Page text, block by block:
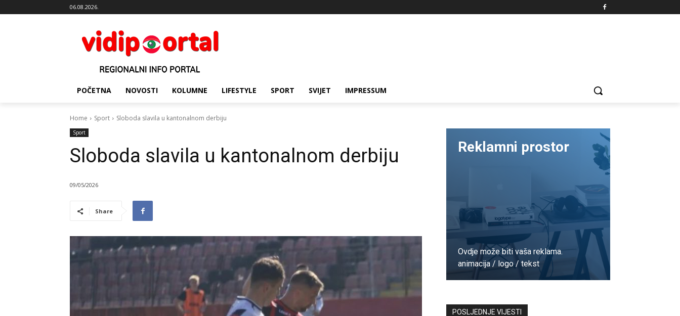
06.08.2026.
POČETNA NOVOSTI KOLUMNE LIFESTYLE SPORT SVIJET IMPRESSUM
Home Sport Sloboda slavila u kantonalnom derbiju
Sport
Sloboda slavila u kantonalnom derbiju
09/05/2026
Share
Reklamni prostor
Ovdje može biti vaša reklama.
animacija / logo / tekst
POSLJEDNJE VIJESTI